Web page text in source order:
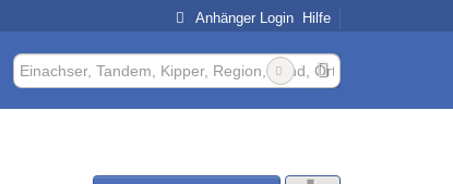
Anhänger Login Hilfe